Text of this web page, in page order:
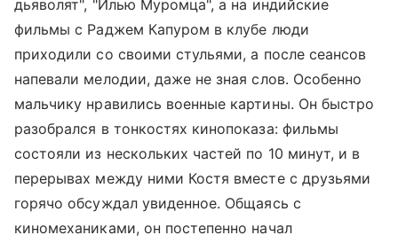
дьяволят", "Илью Муромца", а на индийские
фильмы с Раджем Капуром в клубе люди
приходили со своими стульями, а после сеансов
напевали мелодии, даже не зная слов. Особенно
мальчику нравились военные картины. Он быстро
разобрался в тонкостях кинопоказа: фильмы
состояли из нескольких частей по 10 минут, и в
перерывах между ними Костя вместе с друзьями
горячо обсуждал увиденное. Общаясь с
киномеханиками, он постепенно начал